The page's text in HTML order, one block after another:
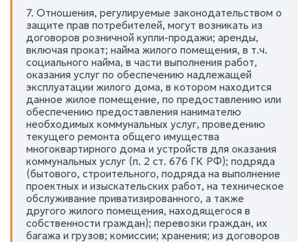
7. Отношения, регулируемые законодательством о
защите прав потребителей, могут возникать из
договоров розничной купли-продажи; аренды,
включая прокат; найма жилого помещения, в т.ч.
социального найма, в части выполнения работ,
оказания услуг по обеспечению надлежащей
эксплуатации жилого дома, в котором находится
данное жилое помещение, по предоставлению или
обеспечению предоставления нанимателю
необходимых коммунальных услуг, проведению
текущего ремонта общего имущества
многоквартирного дома и устройств для оказания
коммунальных услуг (п. 2 ст. 676 ГК РФ); подряда
(бытового, строительного, подряда на выполнение
проектных и изыскательских работ, на техническое
обслуживание приватизированного, а также
другого жилого помещения, находящегося в
собственности граждан); перевозки граждан, их
багажа и грузов; комиссии; хранения; из договоров